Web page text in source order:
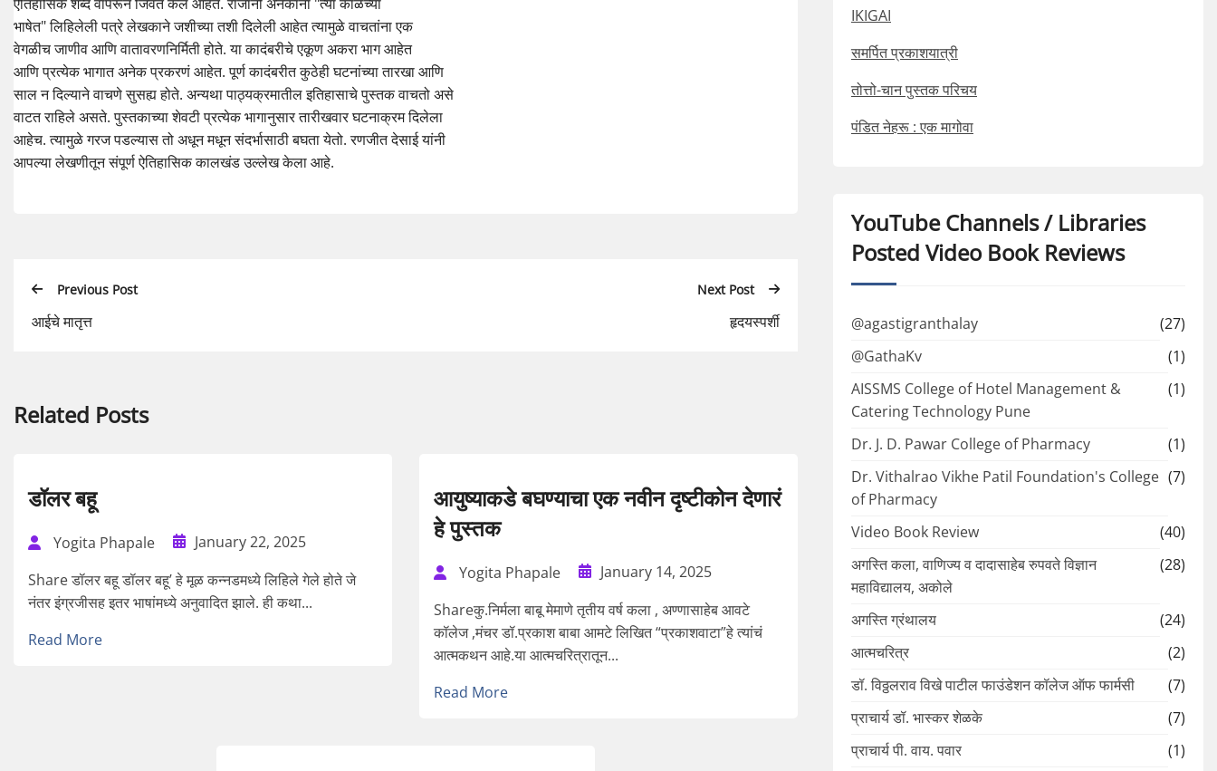
भाषेत" लिहिलेली पत्रे लेखकाने जशीच्या तशी दिलेली आहेत त्यामुळे वाचतांना एक
वेगळीच जाणीव आणि वातावरणनिर्मिती होते. या कादंबरीचे एकूण अकरा भाग आहेत
आणि प्रत्येक भागात अनेक प्रकरणं आहेत. पूर्ण कादंबरीत कुठेही घटनांच्या तारखा आणि
साल न दिल्याने वाचणे सुसह्य होते. अन्यथा पाठ्यक्रमातील इतिहासाचे पुस्तक वाचतो असे
वाटत राहिले असते. पुस्तकाच्या शेवटी प्रत्येक भागानुसार तारीखवार घटनाक्रम दिलेला
आहेच. त्यामुळे गरज पडल्यास तो अधून मधून संदर्भासाठी बघता येतो. रणजीत देसाई यांनी
आपल्या लेखणीतून संपूर्ण ऐतिहासिक कालखंड उल्लेख केला आहे.
Previous Post
आईचे मातृत्त
Next Post
हृदयस्पर्शी
Related Posts
डॉलर बहू
Yogita Phapale
January 22, 2025
Share डॉलर बहू डॉलर बहू’ हे मूळ कन्नडमध्ये लिहिले गेले होते जे
नंतर इंग्रजीसह इतर भाषांमध्ये अनुवादित झाले. ही कथा...
Read More
आयुष्याकडे बघण्याचा एक नवीन दृष्टीकोन देणारं
हे पुस्तक
Yogita Phapale
January 14, 2025
Shareकु.निर्मला बाबू मेमाणे तृतीय वर्ष कला , अण्णासाहेब आवटे
कॉलेज ,मंचर डॉ.प्रकाश बाबा आमटे लिखित “प्रकाशवाटा”हे त्यांचं
आत्मकथन आहे.या आत्मचरित्रातून...
Read More
IKIGAI
समर्पित प्रकाशयात्री
तोत्तो-चान पुस्तक परिचय
पंडित नेहरू : एक मागोवा
YouTube Channels / Libraries
Posted Video Book Reviews
@agastigranthalay
(27)
@GathaKv
(1)
AISSMS College of Hotel Management &
Catering Technology Pune
(1)
Dr. J. D. Pawar College of Pharmacy
(1)
Dr. Vithalrao Vikhe Patil Foundation's College
of Pharmacy
(7)
Video Book Review
(40)
अगस्ति कला, वाणिज्य व दादासाहेब रुपवते विज्ञान
महाविद्यालय, अकोले
(28)
अगस्ति ग्रंथालय
(24)
आत्मचरित्र
(2)
डॉ. विठ्ठलराव विखे पाटील फाउंडेशन कॉलेज ऑफ फार्मसी
(7)
प्राचार्य डॉ. भास्कर शेळके
(7)
प्राचार्य पी. वाय. पवार
(1)